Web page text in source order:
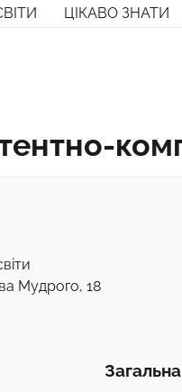
ЦІКАВО ЗНАТИ
Мудрого, 18